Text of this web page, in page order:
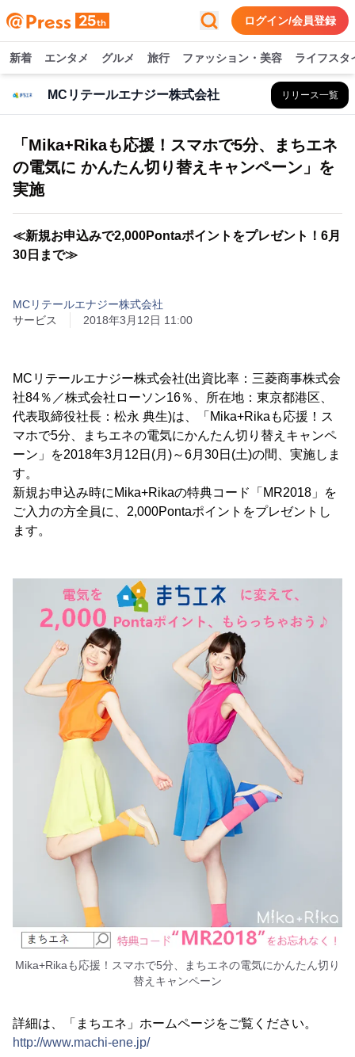
ログイン/会員登録
新着 エンタメ グルメ 旅行 ファッション・美容 ライフスタ
MCリテールエナジー株式会社 リリース一覧
「Mika+Rikaも応援！スマホで5分、まちエネ
の電気に かんたん切り替えキャンペーン」を
実施
≪新規お申込みで2,000Pontaポイントをプレゼント！6月
30日まで≫
MCリテールエナジー株式会社
サービス
2018年3月12日 11:00
MCリテールエナジー株式会社(出資比率：三菱商事株式会
社84％／株式会社ローソン16％、所在地：東京都港区、
代表取締役社長：松永 典生)は、「Mika+Rikaも応援！ス
マホで5分、まちエネの電気にかんたん切り替えキャンペ
ーン」を2018年3月12日(月)～6月30日(土)の間、実施しま
す。
新規お申込み時にMika+Rikaの特典コード「MR2018」を
ご入力の方全員に、2,000Pontaポイントをプレゼントし
ます。
Mika+Rikaも応援！スマホで5分、まちエネの電気にかんたん切り
替えキャンペーン
詳細は、「まちエネ」ホームページをご覧ください。
http://www.machi-ene.jp/